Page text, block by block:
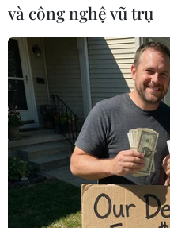
#Máy hút ẩm #Gió mùa
#Trời chuyển
và công nghệ vũ trụ